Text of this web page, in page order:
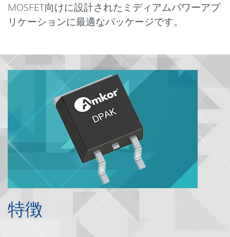
MOSFET向けに設計されたミディアムパワーアプ
リケーションに最適なパッケージです。
特徴